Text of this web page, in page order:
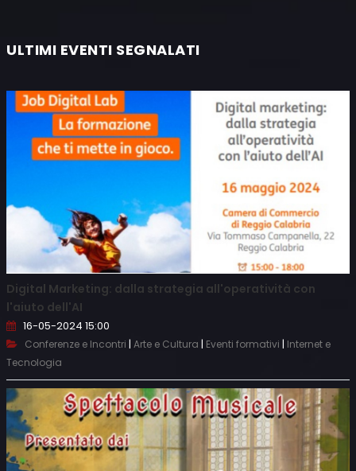
ULTIMI EVENTI SEGNALATI
Digital Marketing: dalla strategia all'operatività con
l'aiuto dell'AI
16-05-2024 15:00
Conferenze e Incontri | Arte e Cultura | Eventi formativi | Internet e
Tecnologia